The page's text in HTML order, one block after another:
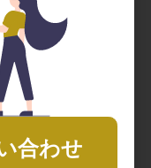
合わせ